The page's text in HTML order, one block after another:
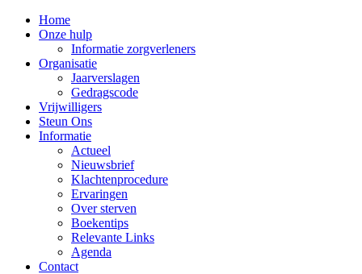
Home
Onze hulp
Informatie zorgverleners
Organisatie
Jaarverslagen
Gedragscode
Vrijwilligers
Steun Ons
Informatie
Actueel
Nieuwsbrief
Klachtenprocedure
Ervaringen
Over sterven
Boekentips
Relevante Links
Agenda
Contact